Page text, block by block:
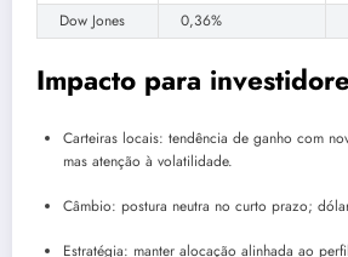
Dow Jones
0,36%
Impacto para
Carteiras locais: tendência de ganho com
mas atenção à volatilidade.
Câmbio: postura neutra no curto prazo;
Estratégia: manter alocação alinhada ao